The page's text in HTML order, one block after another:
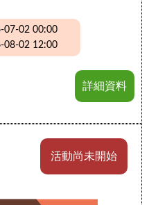
07-02 00:00
08-02 12:00
詳細資料
活動尚未開始